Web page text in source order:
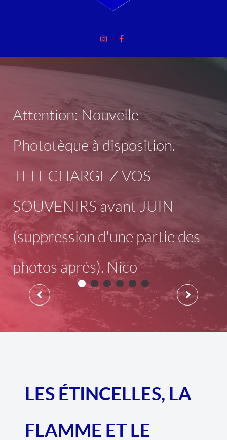
Attention: Nouvelle
Phototèque à disposition.
TELECHARGEZ VOS
SOUVENIRS avant JUIN
(suppression d'une partie des
photos aprés). Nico
LES ÉTINCELLES, LA
FLAMME ET LE